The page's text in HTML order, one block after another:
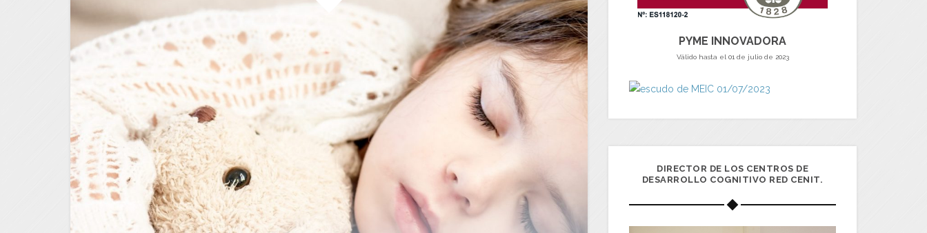
PYME INNOVADORA
Válido hasta el 01 de julio de 2023
DIRECTOR DE LOS CENTROS DE
DESARROLLO COGNITIVO RED CENIT.